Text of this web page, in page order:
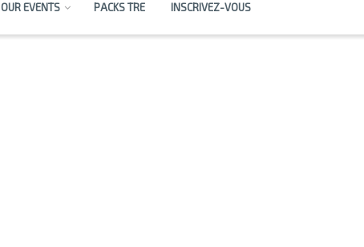
OUR EVENTS PACKS TRE INSCRIVEZ-VOUS